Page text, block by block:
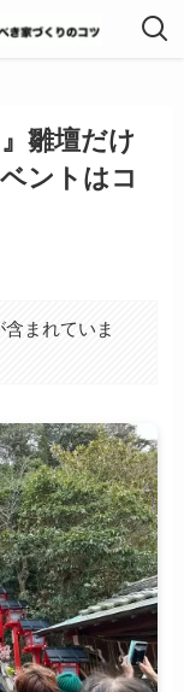
雛壇だけ
ントはコ
含まれていま